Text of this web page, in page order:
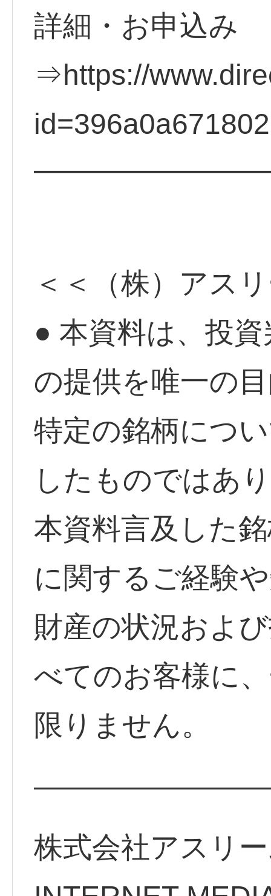
詳細・お申込み
⇒https://
＜＜（株）アス
● 本資料は、投
の提供を唯一の
特定の銘柄につ
したものではあ
本資料言及した
に関するご経験
財産の状況およ
べてのお客様に
限りません。
株式会社アスリ